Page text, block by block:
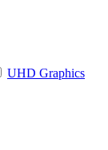
UHD Graphics